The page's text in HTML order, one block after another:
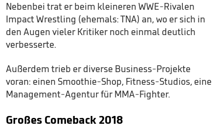
Nebenbei trat er beim kleineren WWE-Rivalen
Impact Wrestling (ehemals: TNA) an, wo er sich in
den Augen vieler Kritiker noch einmal deutlich
verbesserte.
Außerdem trieb er diverse Business-Projekte
voran: einen Smoothie-Shop, Fitness-Studios, eine
Management-Agentur für MMA-Fighter.
Großes Comeback 2018